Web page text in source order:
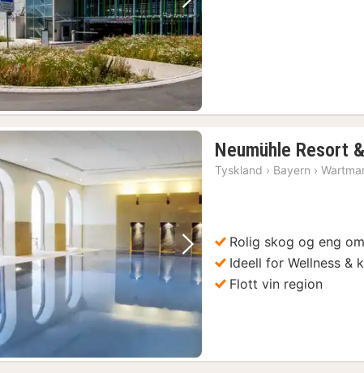
Forrige bilde Neste bilde
Forrige bilde Neste bilde
Neumühle Resort
Tyskland › Bayern ›
Rolig skog og eng
Ideell for Wellness &
Flott vin region